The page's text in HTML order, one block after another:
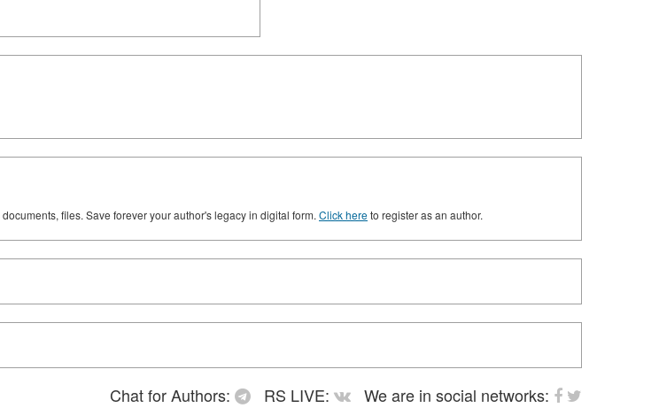
files. Save forever your author's legacy in digital form. Click hereto register as an author.
Chat for Authors: RS LIVE:
We are in social networks: